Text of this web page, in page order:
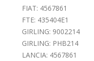
FIAT: 4567861
FTE: 435404E1
GIRLING: 9002214
GIRLING: PHB214
LANCIA: 4567861